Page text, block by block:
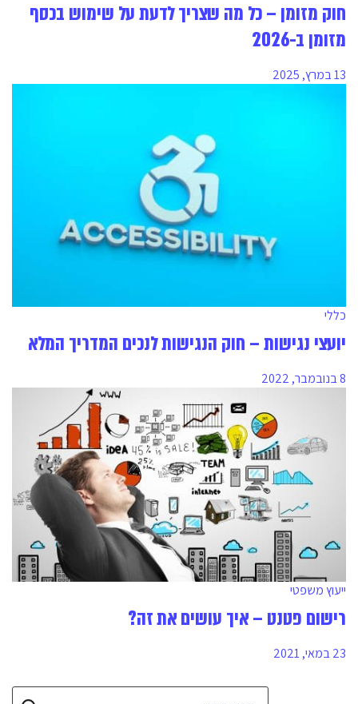
חוק מזומן – כל מה שצריך לדעת על שימוש בכסף
מזומן ב-2026
13 במרץ, 2025
כללי
יועצי נגישות – חוק הנגישות לנכים המדריך המלא
ייעוץ משפטי
רישום פטנט – איך עושים את זה?
23 במאי, 2021